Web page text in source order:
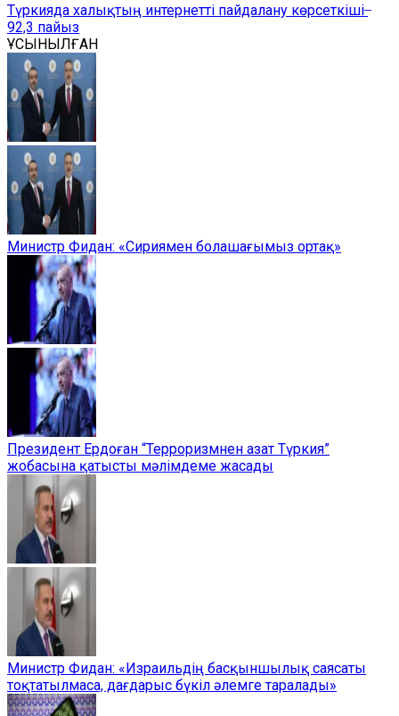
Түркияда халықтың интернетті пайдалану көрсеткіші ̶
92,3 пайыз
ҰСЫНЫЛҒАН
Министр Фидан: «Сириямен болашағымыз ортақ»
Президент Ердоған “Терроризмнен азат Түркия”
жобасына қатысты мәлімдеме жасады
Министр Фидан: «Израильдің басқыншылық саясаты
тоқтатылмаса, дағдарыс бүкіл әлемге таралады»